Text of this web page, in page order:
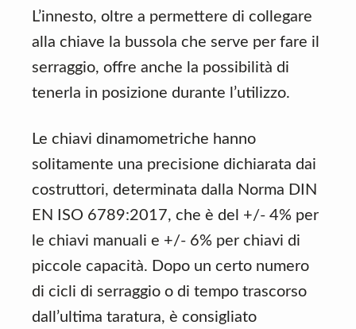
L’innesto, oltre a permettere di collegare
alla chiave la bussola che serve per fare il
serraggio, offre anche la possibilità di
tenerla in posizione durante l’utilizzo.
Le chiavi dinamometriche hanno
solitamente una precisione dichiarata dai
costruttori, determinata dalla Norma DIN
EN ISO 6789:2017, che è del +/- 4% per
le chiavi manuali e +/- 6% per chiavi di
piccole capacità. Dopo un certo numero
di cicli di serraggio o di tempo trascorso
dall’ultima taratura, è consigliato